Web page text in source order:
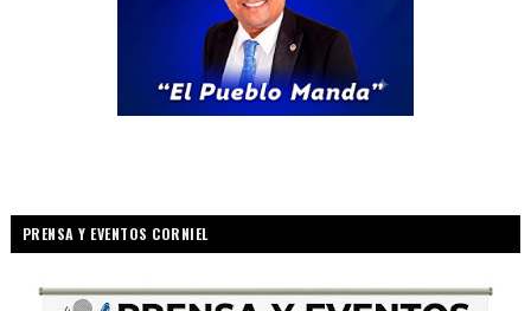
PRENSA Y EVENTOS CORNIEL